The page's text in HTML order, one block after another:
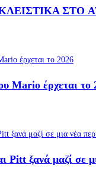
ΣΤΟ
Mario έρχεται το
ξανά μαζί σε